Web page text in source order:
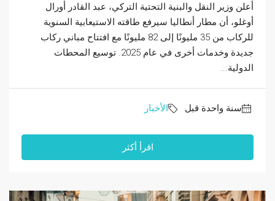
أعلن وزير النقل والبنية التحتية التركي، عبد القادر أورال
أوغلو، أن مطار أنطاليا سيرفع طاقته الاستيعابية السنوية
للركاب من 35 مليونًا إلى 82 مليونًا مع افتتاح مباني ركاب
جديدة وخدمات أخرى في عام 2025. توسيع المحطات
الدولية...
‏سنة واحدة قبل الأخبار
اقرأ أكثر